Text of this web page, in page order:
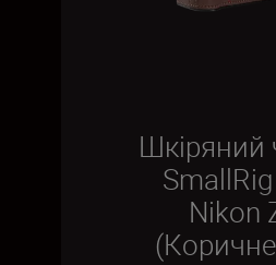
Шкіряний
Nikon